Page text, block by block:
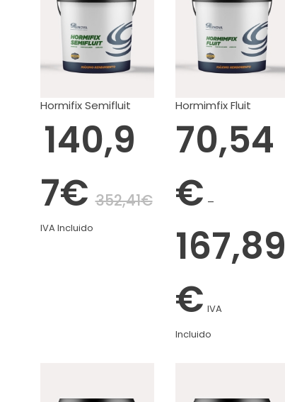
Hormifix Semifluit
140,9
7€ 352,41€
IVA Incluido
Hormimfix Fluit
70,54
€ –
167,89
€ IVA
Incluido